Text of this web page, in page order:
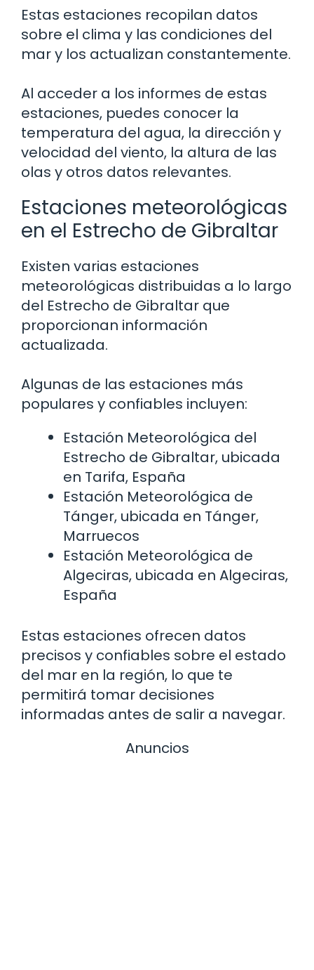
Estas estaciones recopilan datos
sobre el clima y las condiciones del
mar y los actualizan constantemente.
Al acceder a los informes de estas
estaciones, puedes conocer la
temperatura del agua, la dirección y
velocidad del viento, la altura de las
olas y otros datos relevantes.
Estaciones meteorológicas
en el Estrecho de Gibraltar
Existen varias estaciones
meteorológicas distribuidas a lo largo
del Estrecho de Gibraltar que
proporcionan información
actualizada.
Algunas de las estaciones más
populares y confiables incluyen:
Estación Meteorológica del
Estrecho de Gibraltar, ubicada
en Tarifa, España
Estación Meteorológica de
Tánger, ubicada en Tánger,
Marruecos
Estación Meteorológica de
Algeciras, ubicada en Algeciras,
España
Estas estaciones ofrecen datos
precisos y confiables sobre el estado
del mar en la región, lo que te
permitirá tomar decisiones
informadas antes de salir a navegar.
Anuncios